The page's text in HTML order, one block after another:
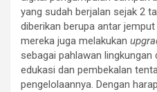
yang sudah berjalan sejak 2
diberikan berupa antar
mereka juga melakukan
sebagai pahlawan
edukasi dan pembekalan
pengelolaannya. Dengan